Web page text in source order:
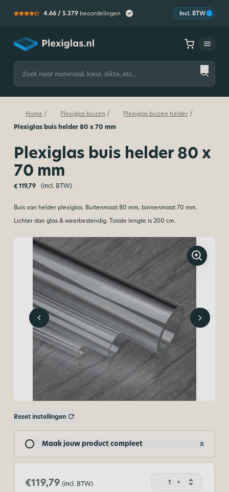
4.66 / 5.379 beoordelingen Incl. BTW
Plexiglas
Zoeken
naar:
Home / Plexiglas buizen / Plexiglas buizen helder /
Plexiglas buis helder 80 x 70 mm
Plexiglas buis helder 80 x
70 mm
€119,79 (incl. BTW)
Buis van helder plexiglas. Buitenmaat 80 mm, binnenmaat 70 mm.
Lichter dan glas & weerbestendig. Totale lengte is 200 cm.
Reset instellingen
Maak jouw product compleet
€119,79 (incl. BTW)
buis
×